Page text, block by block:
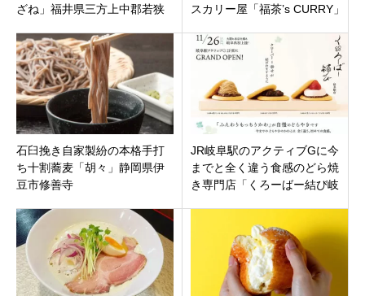
ざね」福井県三方上中郡若狭
す。
スカリー屋「福茶’s CURRY」
オープン
石臼挽き自家製紛の本格手打
ち十割蕎麦「胡々」静岡県伊
豆市修善寺
JR岐阜駅のアクティブGに今
までと全く違う食感のどら焼
き専門店「くろーばー結び岐